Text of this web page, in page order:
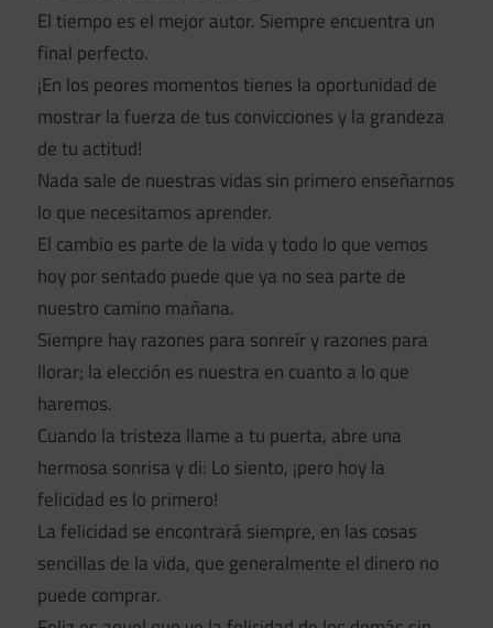
El tiempo es el mejor autor. Siempre encuentra un
final perfecto.
¡En los peores momentos tienes la oportunidad de
mostrar la fuerza de tus convicciones y la grandeza
de tu actitud!
Nada sale de nuestras vidas sin primero enseñarnos
lo que necesitamos aprender.
El cambio es parte de la vida y todo lo que vemos
hoy por sentado puede que ya no sea parte de
nuestro camino mañana.
Siempre hay razones para sonreír y razones para
llorar; la elección es nuestra en cuanto a lo que
haremos.
Cuando la tristeza llame a tu puerta, abre una
hermosa sonrisa y di: Lo siento, ¡pero hoy la
felicidad es lo primero!
La felicidad se encontrará siempre, en las cosas
sencillas de la vida, que generalmente el dinero no
puede comprar.